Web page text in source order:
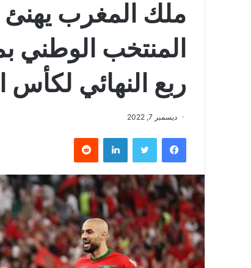
ملك المغرب
المنتخب الوطني
ربع النهائي لكأس
ديسمبر 7, 2022
فيسبوك تويتر لينكدإن